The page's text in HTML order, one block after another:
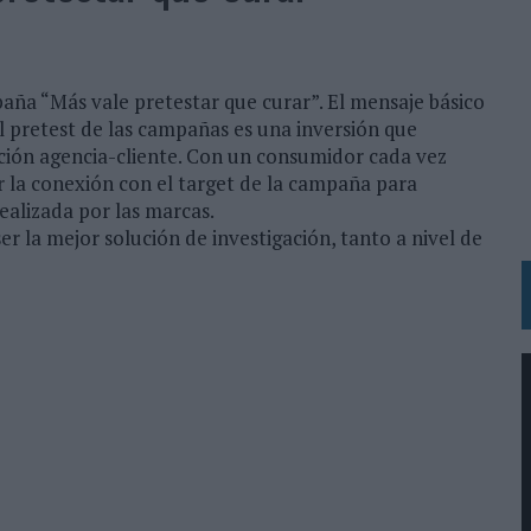
MARCAS
IA
LA INFANCIA EN SU ESTRATEGIA
EN VERANO Y SUPERA AL MÓVIL COMO DISPOSITIVO MÁS UTILIZADO
ESPAÑOLES
COMERCIAL GLOBAL
“Más vale pretestar que curar”. El mensaje básico
de las campañas es una inversión que
agencia-cliente. Con un consumidor cada vez
conexión con el target de la campaña para
por las marcas.
la mejor solución de investigación, tanto a nivel de